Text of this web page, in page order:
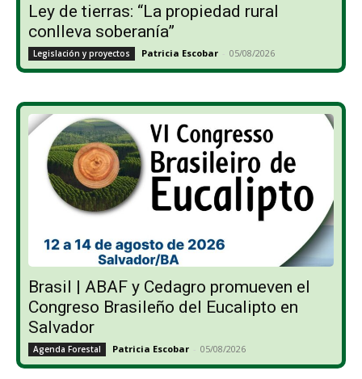
Ley de tierras: “La propiedad rural
conlleva soberanía”
Legislación y proyectos Patricia Escobar - 05/08/2026
Brasil | ABAF y Cedagro promueven el
Congreso Brasileño del Eucalipto en
Salvador
Agenda Forestal Patricia Escobar - 05/08/2026